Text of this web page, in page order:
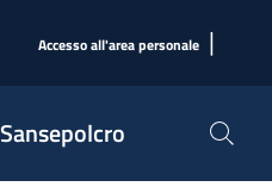
Accesso all'area personale |